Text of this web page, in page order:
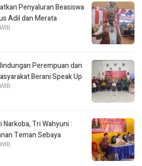
Penyaluran Beasiswa
Adil dan Merata
Perempuan dan
Berani Speak Up
Tri Wahyuni :
Teman Sebaya